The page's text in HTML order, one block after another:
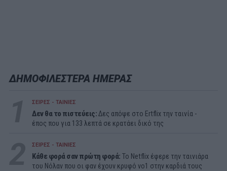
ΔΗΜΟΦΙΛΕΣΤΕΡΑ ΗΜΕΡΑΣ
ΣΕΙΡΕΣ - ΤΑΙΝΙΕΣ
Δεν θα το πιστεύεις:Δες απόψε στο Ertflix την ταινία -
έπος που για 133 λεπτά σε κρατάει δικό της
ΣΕΙΡΕΣ - ΤΑΙΝΙΕΣ
Κάθε φορά σαν πρώτη φορά: Το Netflix έφερε την ταινιάρα
του Νόλαν που οι φαν έχουν κρυφό νο1 στην καρδιά τους